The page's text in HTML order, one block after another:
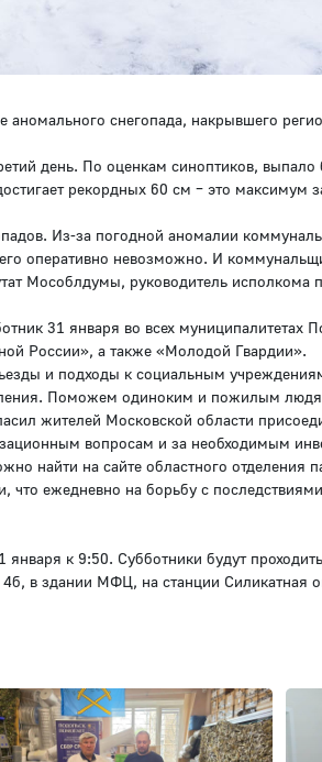
снегопада, накрывшего
день. По оценкам синоптиков,
рекордных 60 см – это максимум
Из-за погодной аномалии
оперативно невозможно. И
Мособлдумы, руководитель исполкома
31 января во всех муниципалитетах
России», а также «Молодой Гвардии».
и подходы к социальным
Поможем одиноким и пожилым
жителей Московской области
вопросам и за необходимым
найти на сайте областного отделения
что ежедневно на борьбу с
к 9:50. Субботники будут
4б, в здании МФЦ, на станции